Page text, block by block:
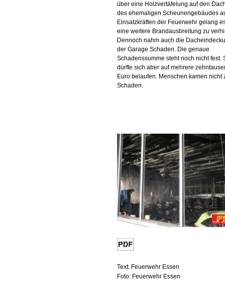
über eine Holzvertäfelung auf den
des ehemaligen Scheunengebäudes
Einsatzkräften der Feuerwehr gelang
eine weitere Brandausbreitung zu
Dennoch nahm auch die
der Garage Schaden. Die genaue
Schadenssumme steht noch nicht fest.
dürfte sich aber auf mehrere
Euro belaufen. Menschen kamen nicht
Schaden.
Text: Feuerwehr Essen
Foto: Feuerwehr Essen